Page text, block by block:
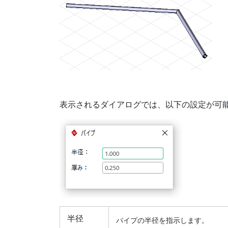
表示されるダイアログでは、以下の設定が可
半径 パイプの半径を指示します。